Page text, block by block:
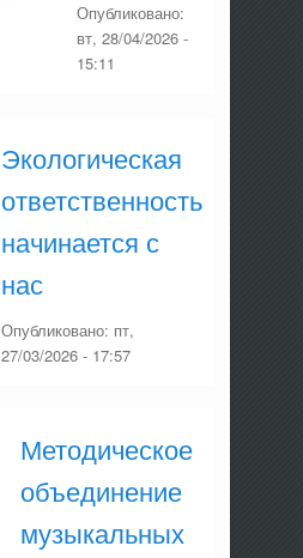
Опубликовано:
вт, 28/04/2026 -
15:11
Экологическая
ответственность
начинается с
нас
Опубликовано: пт,
27/03/2026 - 17:57
Методическое
объединение
музыкальных